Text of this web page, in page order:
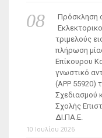
Πρόσκληση
τριμελούς
πλήρωση
Επίκουρου
γνωστικό
(ΑΡΡ 55920)
Σχεδιασμού
Σχολής
ΔΙ.ΠΑ.Ε.
10 Ιουλίου 2026